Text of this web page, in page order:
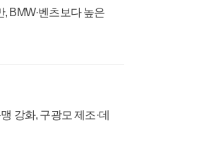
BMW·벤츠보다 높은
강화, 구광모 제조·데